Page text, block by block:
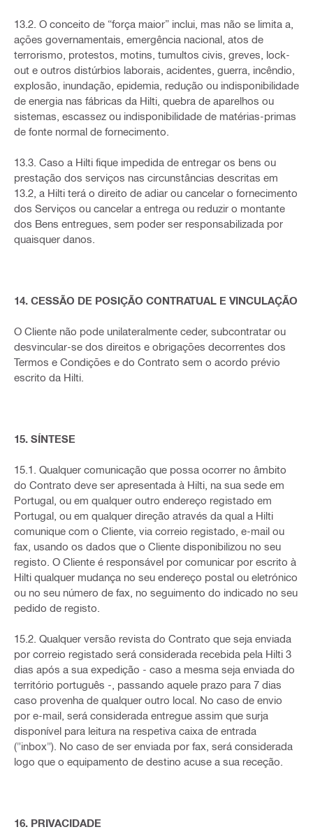
13.2. O conceito de “força maior” inclui, mas não se limita a,
ações governamentais, emergência nacional, atos de
terrorismo, protestos, motins, tumultos civis, greves, lock-
out e outros distúrbios laborais, acidentes, guerra, incêndio,
explosão, inundação, epidemia, redução ou indisponibilidade
de energia nas fábricas da Hilti, quebra de aparelhos ou
sistemas, escassez ou indisponibilidade de matérias-primas
de fonte normal de fornecimento.
13.3. Caso a Hilti fique impedida de entregar os bens ou
prestação dos serviços nas circunstâncias descritas em
13.2, a Hilti terá o direito de adiar ou cancelar o fornecimento
dos Serviços ou cancelar a entrega ou reduzir o montante
dos Bens entregues, sem poder ser responsabilizada por
quaisquer danos.
14. CESSÃO DE POSIÇÃO CONTRATUAL E VINCULAÇÃO
O Cliente não pode unilateralmente ceder, subcontratar ou
desvincular-se dos direitos e obrigações decorrentes dos
Termos e Condições e do Contrato sem o acordo prévio
escrito da Hilti.
15. SÍNTESE
15.1. Qualquer comunicação que possa ocorrer no âmbito
do Contrato deve ser apresentada à Hilti, na sua sede em
Portugal, ou em qualquer outro endereço registado em
Portugal, ou em qualquer direção através da qual a Hilti
comunique com o Cliente, via correio registado, e-mail ou
fax, usando os dados que o Cliente disponibilizou no seu
registo. O Cliente é responsável por comunicar por escrito à
Hilti qualquer mudança no seu endereço postal ou eletrónico
ou no seu número de fax, no seguimento do indicado no seu
pedido de registo.
15.2. Qualquer versão revista do Contrato que seja enviada
por correio registado será considerada recebida pela Hilti 3
dias após a sua expedição - caso a mesma seja enviada do
território português -, passando aquele prazo para 7 dias
caso provenha de qualquer outro local. No caso de envio
por e-mail, será considerada entregue assim que surja
disponível para leitura na respetiva caixa de entrada
("inbox"). No caso de ser enviada por fax, será considerada
logo que o equipamento de destino acuse a sua receção.
16. PRIVACIDADE